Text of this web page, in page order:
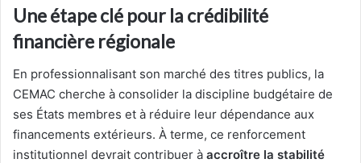
Une étape clé pour la crédibilité
financière régionale
En professionnalisant son marché des titres publics, la
CEMAC cherche à consolider la discipline budgétaire de
ses États membres et à réduire leur dépendance aux
financements extérieurs. À terme, ce renforcement
institutionnel devrait contribuer à accroître la stabilité